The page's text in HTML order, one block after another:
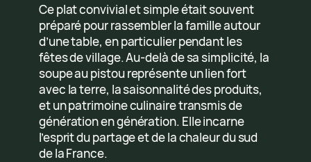
Ce plat convivial et simple était souvent
préparé pour rassembler la famille autour
d’une table, en particulier pendant les
fêtes de village. Au-delà de sa simplicité, la
soupe au pistou représente un lien fort
avec la terre, la saisonnalité des produits,
et un patrimoine culinaire transmis de
génération en génération. Elle incarne
l’esprit du partage et de la chaleur du sud
de la France.